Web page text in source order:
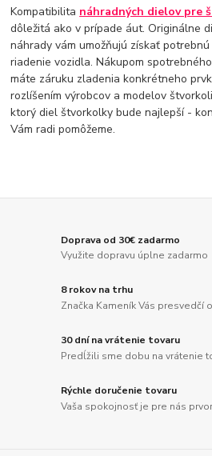
Kompatibilita náhradných dielov pre
dôležitá ako v prípade áut. Originálne
náhrady vám umožňujú získať
riadenie vozidla. Nákupom
máte záruku zladenia konkrétneho
rozlíšením výrobcov a modelov
ktorý diel štvorkolky bude najlepší -
Vám radi pomôžeme.
Doprava od 30€ zadarmo
Využite dopravu úplne zadarmo
8 rokov na trhu
Značka Kameník Vás presvedčí
30 dní na vrátenie tovaru
Predĺžili sme dobu na vrátenie
Rýchle doručenie tovaru
Vaša spokojnosť je pre nás